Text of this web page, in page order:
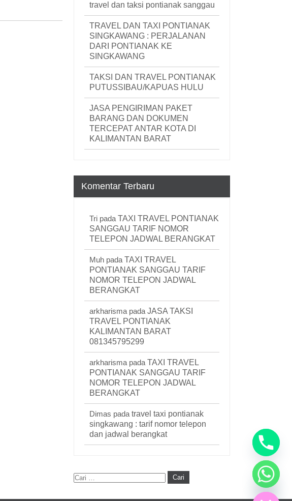
travel dan taksi pontianak sanggau
TRAVEL DAN TAXI PONTIANAK
SINGKAWANG : PERJALANAN
DARI PONTIANAK KE
SINGKAWANG
TAKSI DAN TRAVEL PONTIANAK
PUTUSSIBAU/KAPUAS HULU
JASA PENGIRIMAN PAKET
BARANG DAN DOKUMEN
TERCEPAT ANTAR KOTA DI
KALIMANTAN BARAT
Komentar Terbaru
Tri pada TAXI TRAVEL PONTIANAK
SANGGAU TARIF NOMOR
TELEPON JADWAL BERANGKAT
Muh pada TAXI TRAVEL
PONTIANAK SANGGAU TARIF
NOMOR TELEPON JADWAL
BERANGKAT
arkharisma pada JASA TAKSI
TRAVEL PONTIANAK
KALIMANTAN BARAT
081345795299
arkharisma pada TAXI TRAVEL
PONTIANAK SANGGAU TARIF
NOMOR TELEPON JADWAL
BERANGKAT
Dimas pada travel taxi pontianak
singkawang : tarif nomor telepon
dan jadwal berangkat
Hide chaty